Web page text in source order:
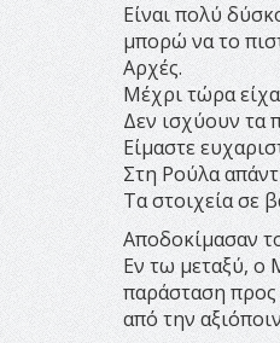
Είναι πολύ
μπορώ να το
Αρχές.
Μέχρι τώρα
Δεν ισχύουν τα
Είμαστε
Στη Ρούλα
Τα στοιχεία σε
Αποδοκίμασαν
Εν τω μεταξύ, ο
παράσταση προς
από την